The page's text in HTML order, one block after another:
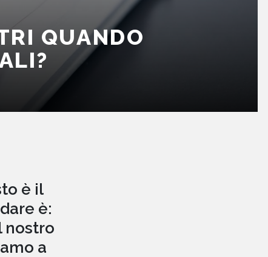
QUANDO
è il
è:
nostro
a